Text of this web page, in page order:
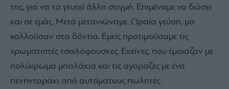
της, για να τα γευτεί άλλη στιγμή. Επιμέναμε να δώσει
και σε εμάς. Μετά μετανιώναμε. Ωραία γεύση, μα
κολλούσαν στα δόντια. Εμείς προτιμούσαμε τις
χρωματιστές τσιχλόφουσκες. Εκείνες, που έμοιαζαν με
πολύχρωμα μπαλάκια και τις αγόραζες με ένα
πενηνταράκι από αυτόματους πωλητές.